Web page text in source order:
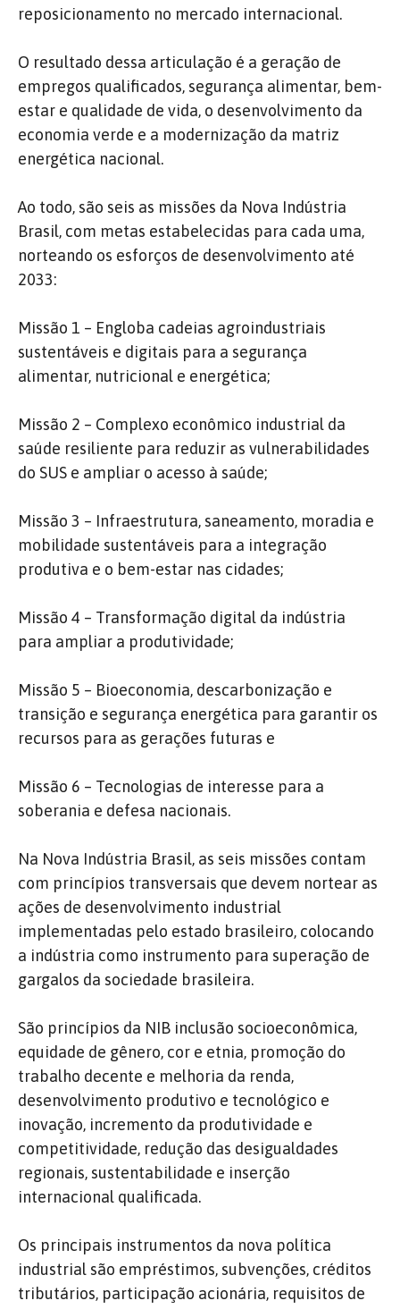
reposicionamento no mercado internacional.
O resultado dessa articulação é a geração de
empregos qualificados, segurança alimentar, bem-
estar e qualidade de vida, o desenvolvimento da
economia verde e a modernização da matriz
energética nacional.
Ao todo, são seis as missões da Nova Indústria
Brasil, com metas estabelecidas para cada uma,
norteando os esforços de desenvolvimento até
2033:
Missão 1 – Engloba cadeias agroindustriais
sustentáveis e digitais para a segurança
alimentar, nutricional e energética;
Missão 2 – Complexo econômico industrial da
saúde resiliente para reduzir as vulnerabilidades
do SUS e ampliar o acesso à saúde;
Missão 3 – Infraestrutura, saneamento, moradia e
mobilidade sustentáveis para a integração
produtiva e o bem-estar nas cidades;
Missão 4 – Transformação digital da indústria
para ampliar a produtividade;
Missão 5 – Bioeconomia, descarbonização e
transição e segurança energética para garantir os
recursos para as gerações futuras e
Missão 6 – Tecnologias de interesse para a
soberania e defesa nacionais.
Na Nova Indústria Brasil, as seis missões contam
com princípios transversais que devem nortear as
ações de desenvolvimento industrial
implementadas pelo estado brasileiro, colocando
a indústria como instrumento para superação de
gargalos da sociedade brasileira.
São princípios da NIB inclusão socioeconômica,
equidade de gênero, cor e etnia, promoção do
trabalho decente e melhoria da renda,
desenvolvimento produtivo e tecnológico e
inovação, incremento da produtividade e
competitividade, redução das desigualdades
regionais, sustentabilidade e inserção
internacional qualificada.
Os principais instrumentos da nova política
industrial são empréstimos, subvenções, créditos
tributários, participação acionária, requisitos de